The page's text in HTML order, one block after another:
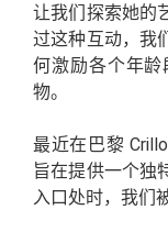
让我们探索她的
过这种互动，我
何激励各个年
物。
最近在巴黎
旨在提供一个独
入口处时，我们